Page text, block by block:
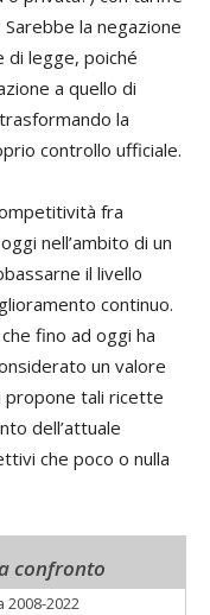
la negazione
di legge, poiché
a quello di
la
controllo ufficiale.
fra
nell’ambito di un
il livello
continuo.
fino ad oggi ha
un valore
propone tali ricette
dell’attuale
che poco o nulla
confronto
2008-2022